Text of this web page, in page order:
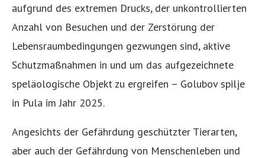
aufgrund des extremen Drucks, der unkontrollierten
Anzahl von Besuchen und der Zerstörung der
Lebensraumbedingungen gezwungen sind, aktive
Schutzmaßnahmen in und um das aufgezeichnete
speläologische Objekt zu ergreifen – Golubov spilje
in Pula im Jahr 2025.
Angesichts der Gefährdung geschützter Tierarten,
aber auch der Gefährdung von Menschenleben und